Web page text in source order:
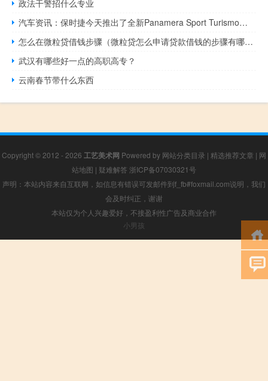
政法干警招什么专业
汽车资讯：保时捷今天推出了全新Panamera Sport Turismo的Turbo S E-Hybrid版本
怎么在微粒贷借钱步骤（微粒贷怎么申请贷款借钱的步骤有哪些）
武汉有哪些好一点的高职高专？
云南春节带什么东西
Copyright © 2012 - 2026 工艺美术网 Powered by 网站分类目录 | 精选推荐文章 | 网
站地图 | 疑难解答 浙ICP备07030321号
声明：本站内容来自互联网，如信息有错误可发邮件到f_fb#foxmail.com说明，我们
会及时纠正，谢谢
本站仅为个人兴趣爱好，不接盈利性广告及商业合作
小男孩